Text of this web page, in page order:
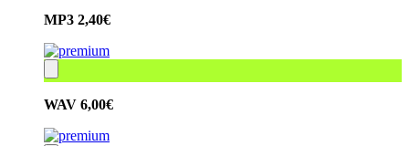
MP3 2,40€
WAV 6,00€